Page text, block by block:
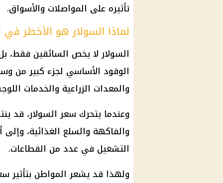
تأثيره على المواصلات والأسواق.
لماذا السولار هو الأخطر في
السولار لا يخص السائقين
الوقود الأساسي لجزء كبير من
والمعدات الزراعية والخدمات
وعندما يتحرك سعر السولار، قد
والفاكهة والسلع الغذائية،
التشغيل في عدد من القطاعات.
ولهذا قد يشعر المواطن بتأثير